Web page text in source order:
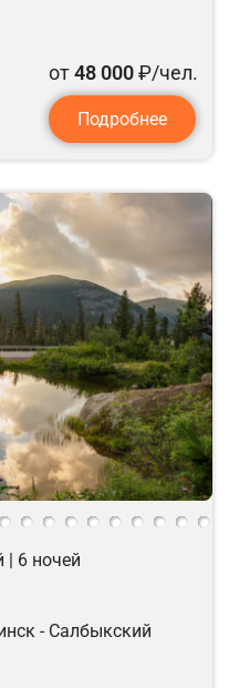
от48 000₽/чел.
Подробнее
| 6 ночей
- Салбыкский